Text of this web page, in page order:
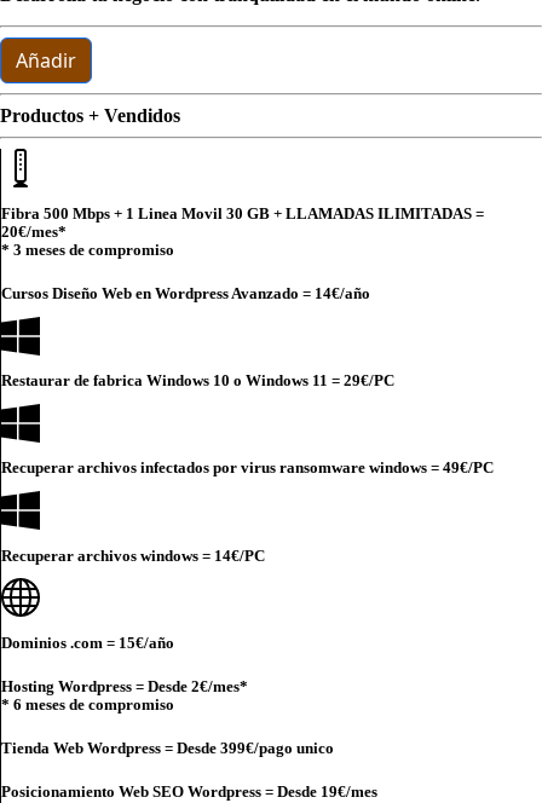
Añadir
Productos + Vendidos
Fibra 500 Mbps + 1 Linea Movil 30 GB + LLAMADAS ILIMITADAS =
20€/mes*
* 3 meses de compromiso
Cursos Diseño Web en Wordpress Avanzado = 14€/año
Restaurar de fabrica Windows 10 o Windows 11 = 29€/PC
Recuperar archivos infectados por virus ransomware windows = 49€/PC
Recuperar archivos windows = 14€/PC
Dominios .com = 15€/año
Hosting Wordpress = Desde 2€/mes*
* 6 meses de compromiso
Tienda Web Wordpress = Desde 399€/pago unico
Posicionamiento Web SEO Wordpress = Desde 19€/mes